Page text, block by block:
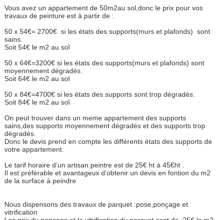
Vous avez un appartement de 50m2au sol,donc le prix pour vos
travaux de peinture est à partir de :
50 x 54€= 2700€ si les états des supports(murs et plafonds) sont
sains.
Soit 54€ le m2 au sol
50 x 64€=3200€ si les états des supports(murs et plafonds) sont
moyennement dégradés.
Soit 64€ le m2 au sol
50 x 84€=4700€ si les états des supports sont trop dégradés.
Soit 84€ le m2 au sol
On peut trouver dans un meme appartement des supports
sains,des supports moyennement dégradés et des supports trop
dégradés.
Donc le devis prend en compte les différents états des supports de
votre appartement.
Le tarif horaire d’un artisan peintre est de 25€ ht à 45€ht .
Il est préférable et avantageux d’obtenir un devis en fontion du m2
de la surface à peindre
Nous dispensons des travaux de parquet :pose,ponçage et
vitrification